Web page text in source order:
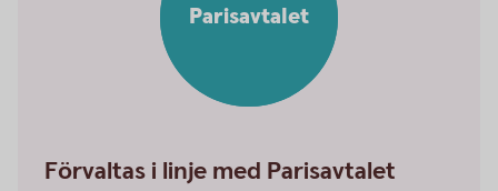
Parisavtalet
Förvaltas i linje med Parisavtalet